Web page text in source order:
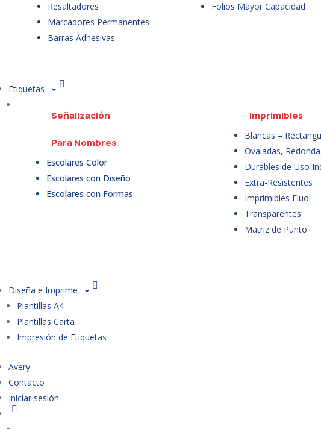
Resaltadores
Marcadores Permanentes
Barras Adhesivas
Folios Mayor Capacidad
Etiquetas
Señalización
Para Nombres
Escolares Color
Escolares con Diseño
Escolares con Formas
Imprimibles
Blancas –
Ovaladas,
Durables de Uso
Extra-Resistentes
Imprimibles Fluo
Transparentes
Matriz de Punto
Diseña e Imprime
Plantillas A4
Plantillas Carta
Impresión de Etiquetas
Avery
Contacto
Iniciar sesión